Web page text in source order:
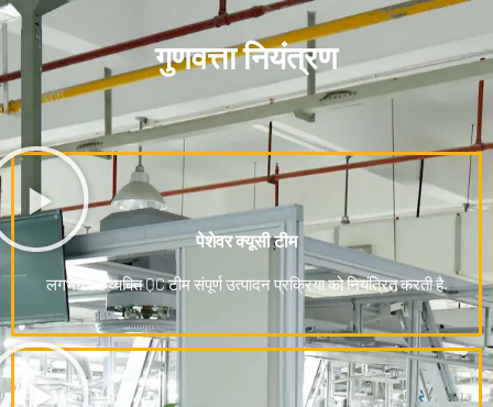
गुणवत्ता नियंत्रण
पेशेवर क्यूसी टीम
लगभग 50 व्यक्ति QC टीम संपूर्ण उत्पादन प्रक्रिया को नियंत्रित करती है.